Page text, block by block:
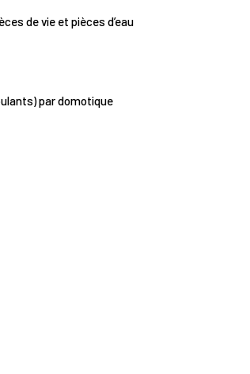
de vie et pièces d’eau
par domotique